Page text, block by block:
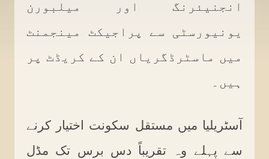
انجنیئرنگ اور میلبورن
یونیورسٹی سے پراجیکٹ مینجمنٹ
میں ماسٹرڈگریاں ان کے کریڈٹ پر
ہیں۔
آسٹریلیا میں مستقل سکونت اختیار کرنے
سے پہلے وہ تقریباً دس برس تک مڈل